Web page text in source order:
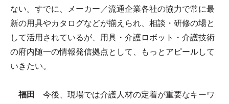
ない。すでに、メーカー／流通企業各社の協力で常に最
新の用具やカタログなどが揃えられ、相談・研修の場と
して活用されているが、用具・介護ロボット・介護技術
の府内随一の情報発信拠点として、もっとアピールして
いきたい。
福田
今後、現場では介護人材の定着が重要なキーワ